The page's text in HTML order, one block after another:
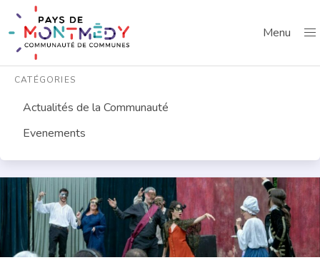
Menu
CATÉGORIES
Actualités de la Communauté
Evenements